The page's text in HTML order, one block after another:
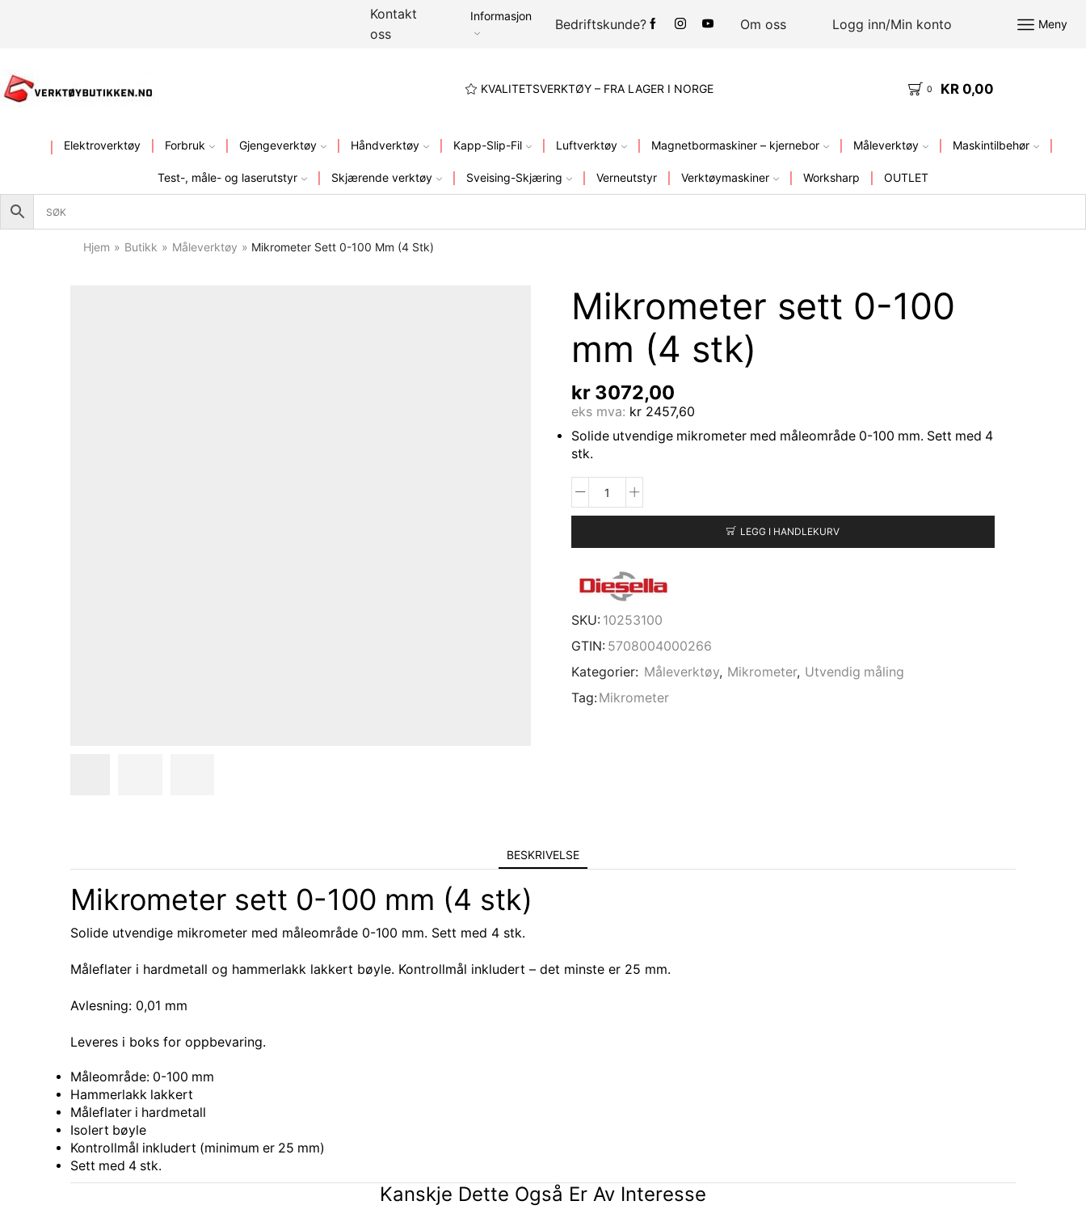
Kontakt
oss
Informasjon Bedriftskunde? Om oss Logg inn/Min konto Meny
KVALITETSVERKTØY – FRA LAGER I NORGE KVALITETSVERKTØY – FRA LAGER I NORGE
0 KR0,00
Elektroverktøy Forbruk Gjengeverktøy Håndverktøy Kapp-Slip-Fil Luftverktøy Magnetbormaskiner – kjernebor Måleverktøy Maskintilbehør
Test-, måle- og laserutstyr Skjærende verktøy Sveising-Skjæring Verneutstyr Verktøymaskiner Worksharp OUTLET
Hjem » Butikk » Måleverktøy » Mikrometer Sett 0-100 Mm (4 Stk)
Mikrometer sett 0-100
mm (4 stk)
kr 3072,00
eks mva: kr 2457,60
Solide utvendige mikrometer med måleområde 0-100 mm. Sett med 4
stk.
LEGG I HANDLEKURV
SKU: 10253100
GTIN: 5708004000266
Kategorier: Måleverktøy, Mikrometer, Utvendig måling
Tag: Mikrometer
BESKRIVELSE
Mikrometer sett 0-100 mm (4 stk)
Solide utvendige mikrometer med måleområde 0-100 mm. Sett med 4 stk.
Måleflater i hardmetall og hammerlakk lakkert bøyle. Kontrollmål inkludert – det minste er 25 mm.
Avlesning: 0,01 mm
Leveres i boks for oppbevaring.
Måleområde: 0-100 mm
Hammerlakk lakkert
Måleflater i hardmetall
Isolert bøyle
Kontrollmål inkludert (minimum er 25 mm)
Sett med 4 stk.
Kanskje Dette Også Er Av Interesse